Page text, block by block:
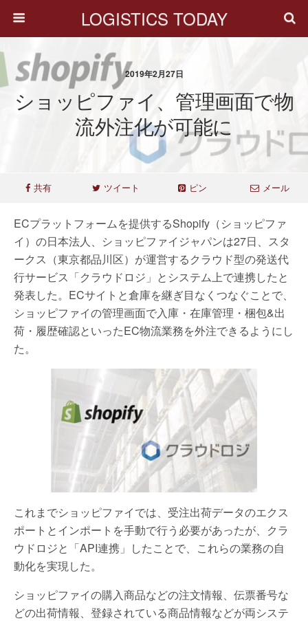
LOGISTICS TODAY
2019年2月27日
ショッピファイ、管理画面で物
流外注化が可能に
共有 ツイート ピン メール
ECプラットフォームを提供するShopify（ショッピファ
イ）の日本法人、ショッピファイジャパンは27日、スタ
ークス（東京都品川区）が運営するクラウド型の発送代
行サービス「クラウドロジ」とシステム上で連携したと
発表した。ECサイトと倉庫を継ぎ目なくつなぐことで、
ショッピファイの管理画面で入庫・在庫管理・梱包&出
荷・履歴確認といったEC物流業務を外注できるようにし
た。
これまでショッピファイでは、受注出荷データのエクス
ポートとインポートを手動で行う必要があったが、クラ
ウドロジと「API連携」したことで、これらの業務の自
動化を実現した。
ショッピファイの購入商品などの注文情報、伝票番号な
どの出荷情報、登録されている商品情報などが両システ